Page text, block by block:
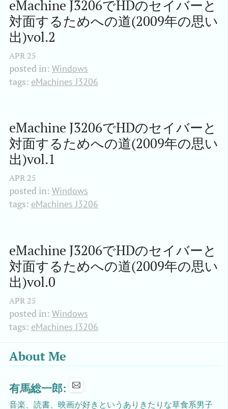
eMachine J3206でHDのセイバーと
対面するためへの道(2009年の思い
出)vol.2
APR 25
posted in: Windows
tags: eMachines J3206
eMachine J3206でHDのセイバーと
対面するためへの道(2009年の思い
出)vol.1
APR 25
posted in: Windows
tags: eMachines J3206
eMachine J3206でHDのセイバーと
対面するためへの道(2009年の思い
出)vol.0
APR 25
posted in: Windows
tags: eMachines J3206
About Me
有馬総一郎:
音楽、読書、映画が好きというありきたりな草食系男子